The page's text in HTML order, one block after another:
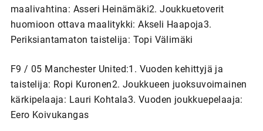
maalivahtina: Asseri Heinämäki2. Joukkuetoverit
huomioon ottava maalitykki: Akseli Haapoja3.
Periksiantamaton taistelija: Topi Välimäki
F9 / 05 Manchester United:1. Vuoden kehittyjä ja
taistelija: Ropi Kuronen2. Joukkueen juoksuvoimainen
kärkipelaaja: Lauri Kohtala3. Vuoden joukkuepelaaja:
Eero Koivukangas